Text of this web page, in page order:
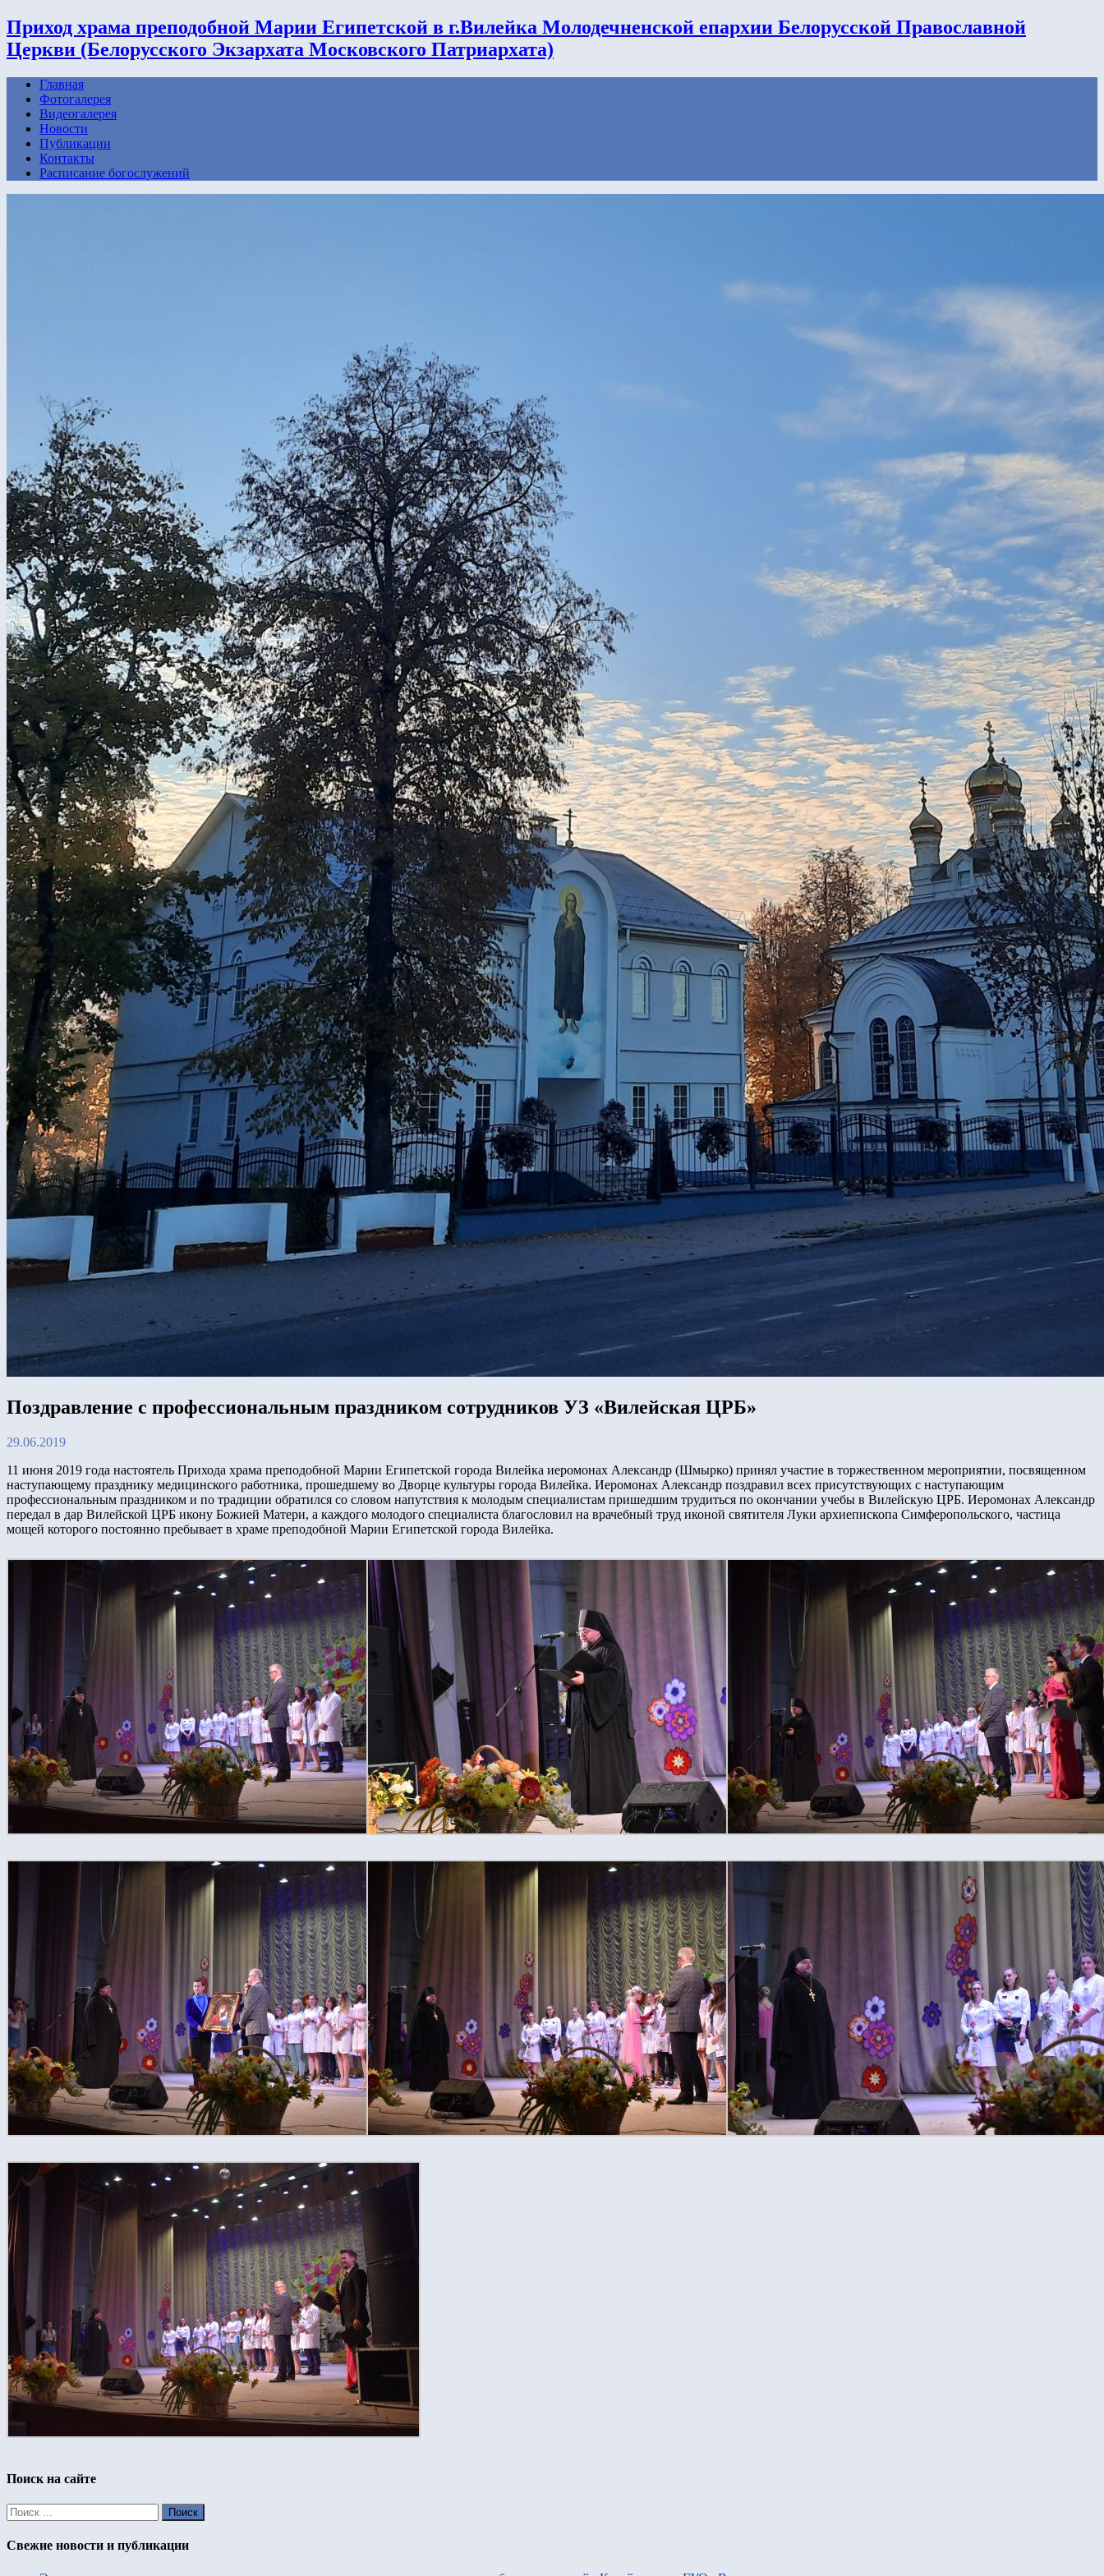
Приход храма преподобной Марии Египетской в г.Вилейка Молодечненской епархии Белорусской Православной
Церкви (Белорусского Экзархата Московского Патриархата)
Главная
Фотогалерея
Видеогалерея
Новости
Публикации
Контакты
Расписание богослужений
Поздравление с профессиональным праздником сотрудников УЗ «Вилейская ЦРБ»
29.06.2019
11 июня 2019 года настоятель Прихода храма преподобной Марии Египетской города Вилейка иеромонах Александр (Шмырко) принял участие в торжественном мероприятии, посвященном
наступающему празднику медицинского работника, прошедшему во Дворце культуры города Вилейка. Иеромонах Александр поздравил всех присутствующих с наступающим
профессиональным праздником и по традиции обратился со словом напутствия к молодым специалистам пришедшим трудиться по окончании учебы в Вилейскую ЦРБ. Иеромонах Александр
передал в дар Вилейской ЦРБ икону Божией Матери, а каждого молодого специалиста благословил на врачебный труд иконой святителя Луки архиепископа Симферопольского, частица
мощей которого постоянно пребывает в храме преподобной Марии Египетской города Вилейка.
Поиск на сайте
Свежие новости и публикации